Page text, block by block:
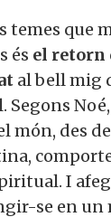
temes que
és el retorn
al bell mig
Noé,
món, des
I
se en un